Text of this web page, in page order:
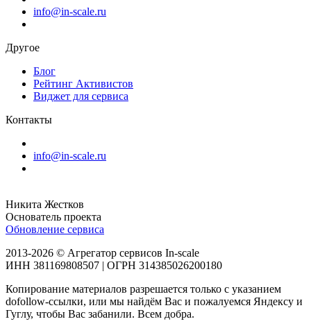
info@in-scale.ru
Другое
Блог
Рейтинг Активистов
Виджет для сервиса
Контакты
info@in-scale.ru
Никита Жестков
Основатель проекта
Обновление сервиса
2013-2026 © Агрегатор сервисов In-scale
ИНН 381169808507 | ОГРН 314385026200180
Копирование материалов разрешается только с указанием
dofollow-ссылки, или мы найдём Вас и пожалуемся Яндексу и
Гуглу, чтобы Вас забанили. Всем добра.